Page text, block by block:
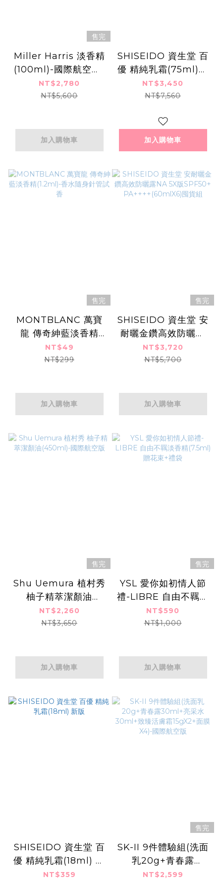
售完
Miller Harris 淡香精
(100ml)-國際航空版-
多款可選
NT$2,780
NT$5,600
加入購物車
SHISEIDO 資生堂 百
優 精純乳霜(75ml)送
18mlX4-國際航空版
NT$3,450
NT$7,560
加入購物車
售完
MONTBLANC 萬寶
龍 傳奇紳藍淡香精
(1.2ml)-香水隨身針管
試香
NT$49
NT$299
加入購物車
售完
SHISEIDO 資生堂 安
耐曬金鑽高效防曬露
NA 5X版SPF50+
PA++++(60mlX6)囤
NT$3,720
NT$5,700
加入購物車
售完
Shu Uemura 植村秀
柚子精萃潔顏油
(450ml)-國際航空版
NT$2,260
NT$3,650
加入購物車
售完
YSL 愛你如初情人節
禮-LIBRE 自由不羈淡
香精(7.5ml) 贈花束
+禮袋
NT$590
NT$1,000
加入購物車
SHISEIDO 資生堂 百
優 精純乳霜(18ml) 新
版
NT$359
售完
SK-II 9件體驗組(洗面
乳20g+青春露
30ml+亮采水
NT$2,599